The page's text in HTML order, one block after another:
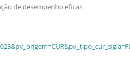
de desempenho eficaz.